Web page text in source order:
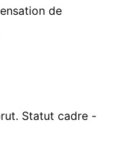
de
Statut cadre -